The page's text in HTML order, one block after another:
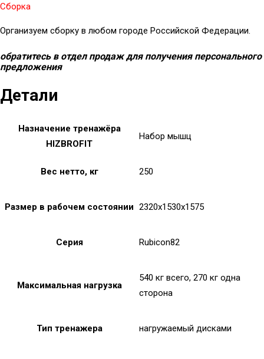
Сборка
Организуем сборку в любом городе Российской Федерации.
обратитесь в отдел продаж для получения персонального
предложения
Детали
Назначение тренажёра
HIZBROFIT
Набор мышц
Вес нетто, кг 250
Размер в рабочем состоянии 2320x1530x1575
Серия Rubicon82
Максимальная нагрузка
540 кг всего, 270 кг одна
сторона
Тип тренажера нагружаемый дисками